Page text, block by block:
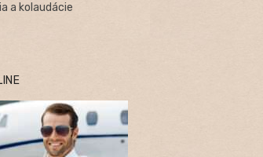
a kolaudácie